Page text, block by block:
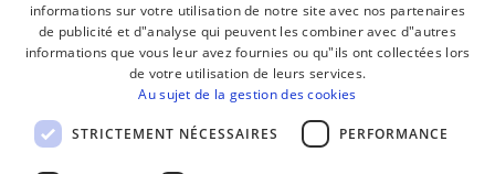
FRENCH
informations sur votre utilisation de notre site avec nos partenaires
de publicité et d"analyse qui peuvent les combiner avec d"autres
informations que vous leur avez fournies ou qu"ils ont collectées lors
de votre utilisation de leurs services.
Au sujet de la gestion des cookies
STRICTEMENT NÉCESSAIRES PERFORMANCE